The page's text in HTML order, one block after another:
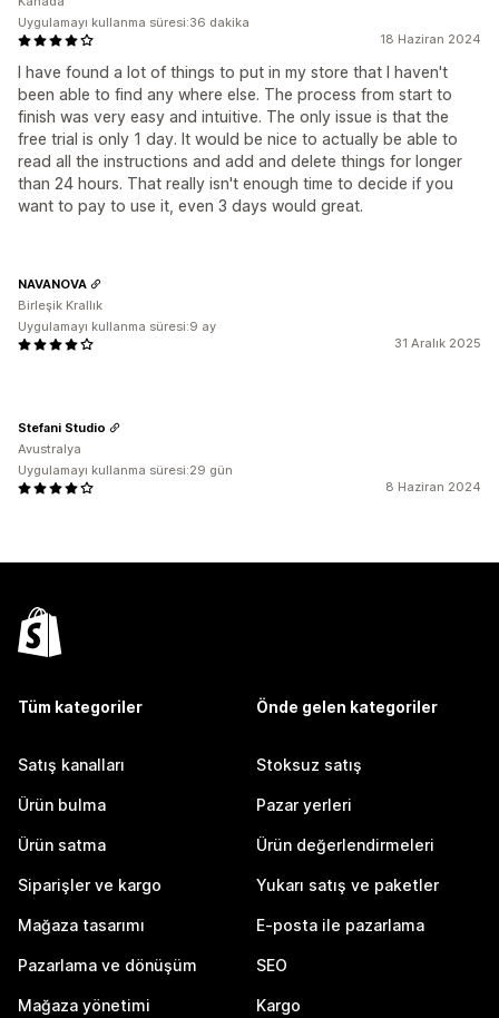
18 Haziran 2024
I have found a lot of things to put in my store that I haven't
been able to find any where else. The process from start to
finish was very easy and intuitive. The only issue is that the
free trial is only 1 day. It would be nice to actually be able to
read all the instructions and add and delete things for longer
than 24 hours. That really isn't enough time to decide if you
want to pay to use it, even 3 days would great.
Uygulamayı kullanma süresi:36 dakika
31 Aralık 2025
NAVANOVA
Birleşik Krallık
Uygulamayı kullanma süresi:9 ay
8 Haziran 2024
Stefani Studio
Avustralya
Uygulamayı kullanma süresi:29 gün
Tüm kategoriler
Satış kanalları
Ürün bulma
Ürün satma
Siparişler ve kargo
Mağaza tasarımı
Pazarlama ve dönüşüm
Mağaza yönetimi
Önde gelen kategoriler
Stoksuz satış
Pazar yerleri
Ürün değerlendirmeleri
Yukarı satış ve paketler
E-posta ile pazarlama
SEO
Kargo